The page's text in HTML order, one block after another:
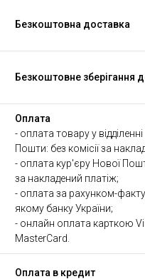
Безкоштовна доставка
Безкоштовне зберігання
Оплата
- оплата товару у
Пошти: без комісії за
- оплата кур'єру Нової
за накладений платіж;
- оплата за рахунком-
якому банку України;
- онлайн оплата карткою
MasterCard.
Оплата в кредит